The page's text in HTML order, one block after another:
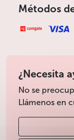
Métodos
¿Necesita
No se
Llámenos en